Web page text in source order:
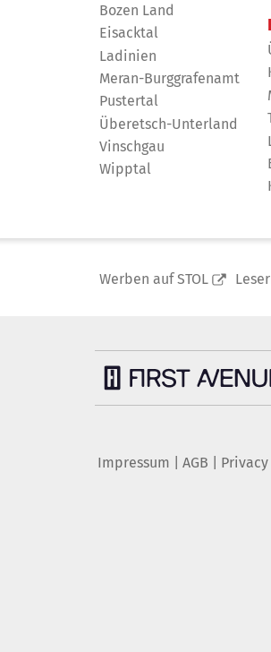
Bozen Land
Eisacktal
Ladinien
Meran-Burggrafenamt
Pustertal
Überetsch-Unterland
Vinschgau
Wipptal
Werben auf STOL
Impressum AGB